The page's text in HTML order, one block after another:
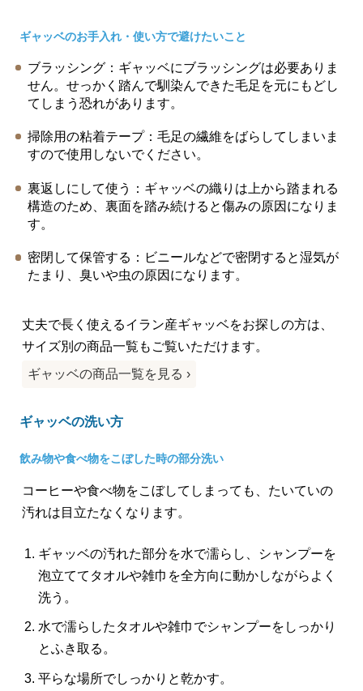
ギャッベのお手入れ・使い方で避けたいこと
ブラッシング：ギャッベにブラッシングは必要ありま
せん。せっかく踏んで馴染んできた毛足を元にもどし
てしまう恐れがあります。
掃除用の粘着テープ：毛足の繊維をばらしてしまいま
すので使用しないでください。
裏返しにして使う：ギャッベの織りは上から踏まれる
構造のため、裏面を踏み続けると傷みの原因になりま
す。
密閉して保管する：ビニールなどで密閉すると湿気が
たまり、臭いや虫の原因になります。
丈夫で長く使えるイラン産ギャッベをお探しの方は、
サイズ別の商品一覧もご覧いただけます。
ギャッベの商品一覧を見る
ギャッベの洗い方
飲み物や食べ物をこぼした時の部分洗い
コーヒーや食べ物をこぼしてしまっても、たいていの
汚れは目立たなくなります。
ギャッベの汚れた部分を水で濡らし、シャンプーを
泡立ててタオルや雑巾を全方向に動かしながらよく
洗う。
水で濡らしたタオルや雑巾でシャンプーをしっかり
とふき取る。
平らな場所でしっかりと乾かす。